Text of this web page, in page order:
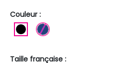
Couleur :
NOIR BLEU FONCE
Taille française :